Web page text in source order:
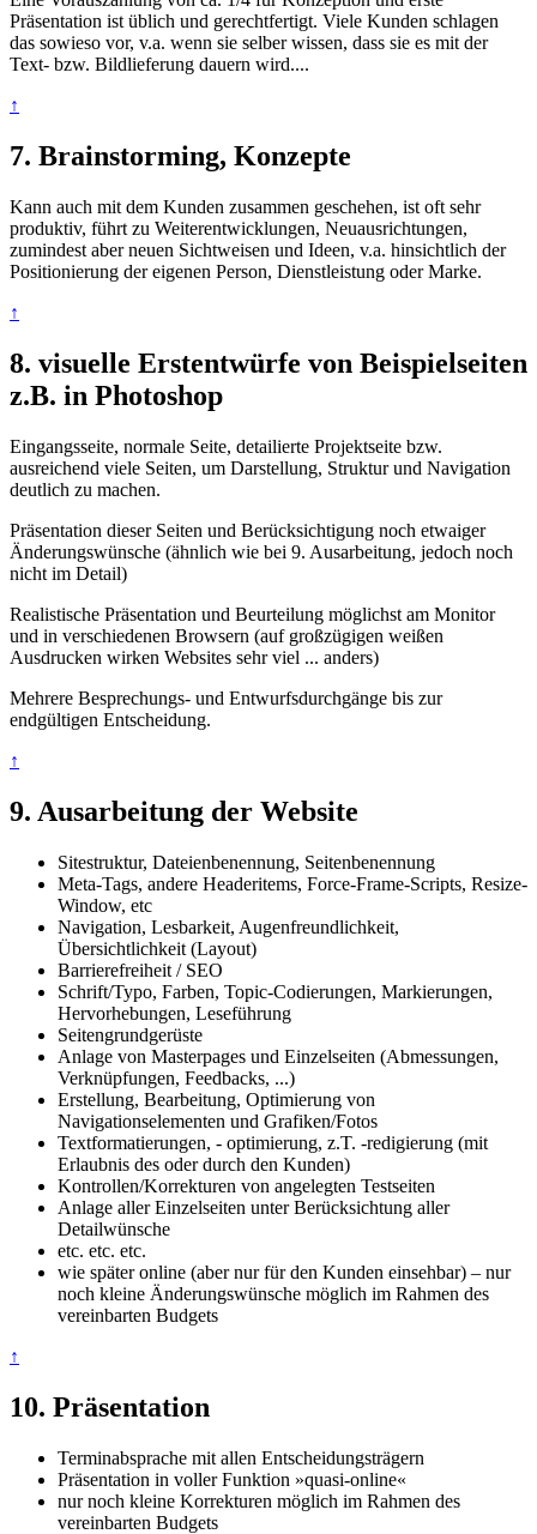
Präsentation ist üblich und gerechtfertigt. Viele Kunden schlagen
das sowieso vor, v.a. wenn sie selber wissen, dass sie es mit der
Text- bzw. Bildlieferung dauern wird....
↑
7. Brainstorming, Konzepte
Kann auch mit dem Kunden zusammen geschehen, ist oft sehr
produktiv, führt zu Weiterentwicklungen, Neuausrichtungen,
zumindest aber neuen Sichtweisen und Ideen, v.a. hinsichtlich der
Positionierung der eigenen Person, Dienstleistung oder Marke.
↑
8. visuelle Erstentwürfe von Beispielseiten
z.B. in Photoshop
Eingangsseite, normale Seite, detailierte Projektseite bzw.
ausreichend viele Seiten, um Darstellung, Struktur und Navigation
deutlich zu machen.
Präsentation dieser Seiten und Berücksichtigung noch etwaiger
Änderungswünsche (ähnlich wie bei 9. Ausarbeitung, jedoch noch
nicht im Detail)
Realistische Präsentation und Beurteilung möglichst am Monitor
und in verschiedenen Browsern (auf großzügigen weißen
Ausdrucken wirken Websites sehr viel ... anders)
Mehrere Besprechungs- und Entwurfsdurchgänge bis zur
endgültigen Entscheidung.
↑
9. Ausarbeitung der Website
Sitestruktur, Dateienbenennung, Seitenbenennung
Meta-Tags, andere Headeritems, Force-Frame-Scripts, Resize-
Window, etc
Navigation, Lesbarkeit, Augenfreundlichkeit,
Übersichtlichkeit (Layout)
Barrierefreiheit / SEO
Schrift/Typo, Farben, Topic-Codierungen, Markierungen,
Hervorhebungen, Leseführung
Seitengrundgerüste
Anlage von Masterpages und Einzelseiten (Abmessungen,
Verknüpfungen, Feedbacks, ...)
Erstellung, Bearbeitung, Optimierung von
Navigationselementen und Grafiken/Fotos
Textformatierungen, - optimierung, z.T. -redigierung (mit
Erlaubnis des oder durch den Kunden)
Kontrollen/Korrekturen von angelegten Testseiten
Anlage aller Einzelseiten unter Berücksichtung aller
Detailwünsche
etc. etc. etc.
wie später online (aber nur für den Kunden einsehbar) – nur
noch kleine Änderungswünsche möglich im Rahmen des
vereinbarten Budgets
↑
10. Präsentation
Terminabsprache mit allen Entscheidungsträgern
Präsentation in voller Funktion »quasi-online«
nur noch kleine Korrekturen möglich im Rahmen des
vereinbarten Budgets